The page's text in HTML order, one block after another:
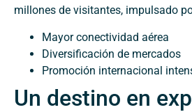
millones de visitantes, impulsado
Mayor conectividad aérea
Diversificación de mercados
Promoción internacional
Un destino en